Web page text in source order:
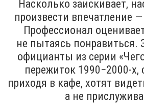
Насколько заискивает,
произвести впечатление
Профессионал
не пытаясь
официанты из серии
пережиток 1990−2000-х,
приходя в кафе, хотят
а не